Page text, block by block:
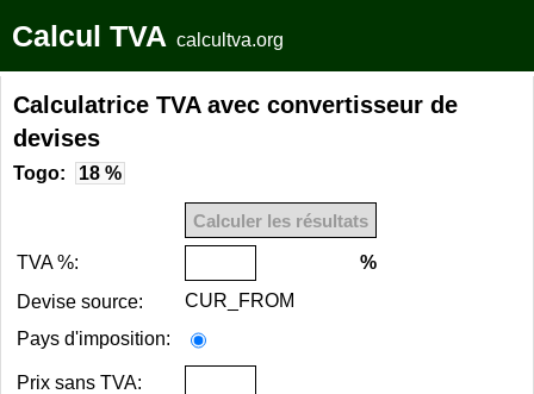
Calcul TVA calcultva.org
Calculatrice TVA avec convertisseur de
devises
Togo: 18 %
TVA %:
%
Devise source:
CUR_FROM
Pays d'imposition:
Prix sans TVA: